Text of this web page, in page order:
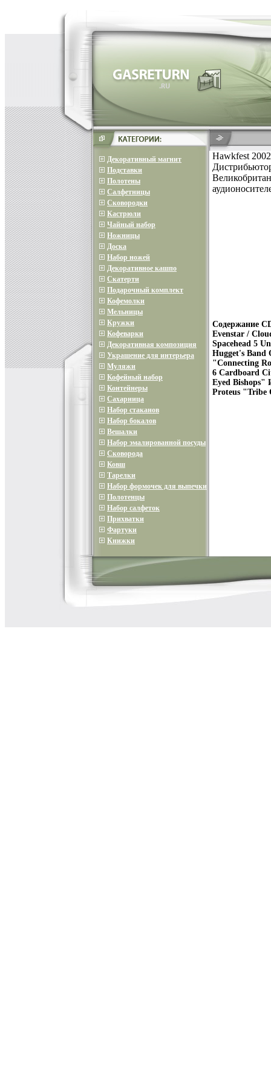
Декоративный магнит
Подставки
Полотены
Салфетницы
Сковородки
Кастрюли
Чайный набор
Ножницы
Доска
Набор ножей
Декоративное кашпо
Скатерти
Подарочный комплект
Кофемолки
Мельницы
Кружки
Кофеварки
Декоративная композиция
Украшение для интерьера
Муляжи
Кофейный набор
Контейнеры
Сахарница
Набор стаканов
Набор бокалов
Вешалки
Набор эмалированной посуды
Сковорода
Ковш
Тарелки
Набор формочек для выпечки
Полотенцы
Набор салфеток
Прихватки
Фартуки
Книжки
Hawkfest
Содержание
Evenstar /
Spacehead 5
Hugget's Band
"Connecting
6 Cardboard
Eyed Bishops"
Proteus "Tribe